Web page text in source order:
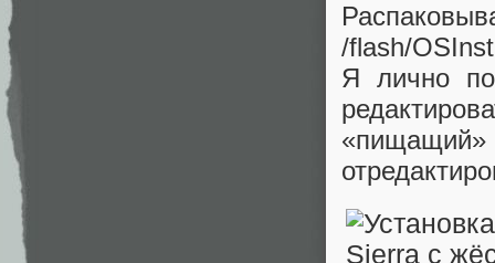
/flash/
Я лично